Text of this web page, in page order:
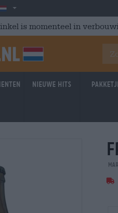
Nederland
is momenteel in
Nieuwe hits